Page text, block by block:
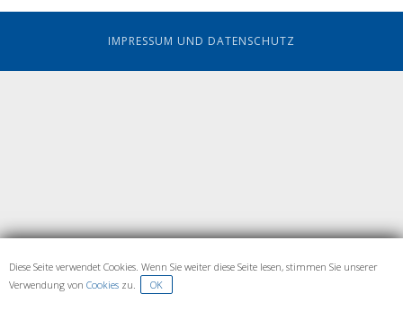
IMPRESSUM UND DATENSCHUTZ
Diese Seite verwendet Cookies. Wenn Sie weiter diese Seite lesen, stimmen Sie unserer
Verwendung von Cookies zu. OK